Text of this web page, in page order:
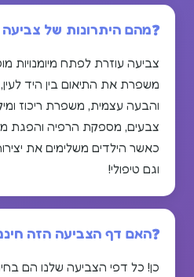
מהם היתרונות של צביעה
צביעה עוזרת לפתח מיומנויות
משפרת את התיאום בין היד
והבעה עצמית, משפרת ריכוז
צבעים, מספקת הרפיה והפגת
כאשר הילדים משלימים את
וגם טיפולי!
האם דף הצביעה הזה
כן! כל דפי הצביעה שלנו הם